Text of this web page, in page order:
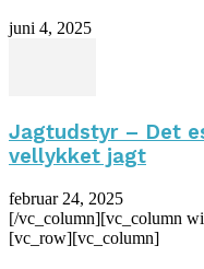
juni 4, 2025
Jagtudstyr – Det
vellykket jagt
februar 24, 2025
[/vc_column][vc_column
[vc_row][vc_column]